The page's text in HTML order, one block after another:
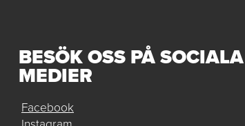
BESÖK OSS PÅ SOCIALA
MEDIER
Facebook